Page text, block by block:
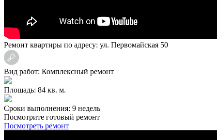
Ремонт квартиры по адресу: ул. Первомайская 50
Вид работ: Комплексный ремонт
Площадь: 84 кв. м.
Сроки выполнения: 9 недель
Посмотрите готовый ремонт
Посмотреть ремонт